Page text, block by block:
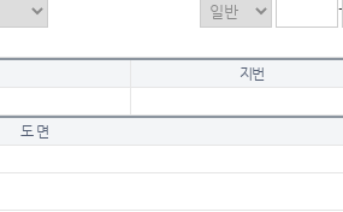
-
지번
도 면